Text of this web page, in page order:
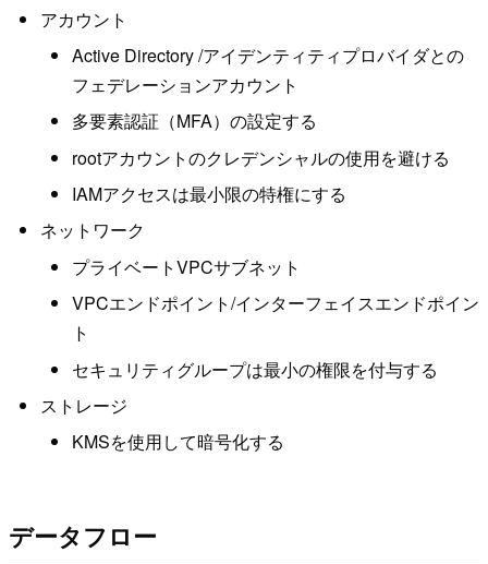
アカウント
Active Directory /アイデンティティプロバイダとの
フェデレーションアカウント
多要素認証（MFA）の設定する
rootアカウントのクレデンシャルの使用を避ける
IAMアクセスは最小限の特権にする
ネットワーク
プライベートVPCサブネット
VPCエンドポイント/インターフェイスエンドポイン
ト
セキュリティグループは最小の権限を付与する
ストレージ
KMSを使用して暗号化する
データフロー